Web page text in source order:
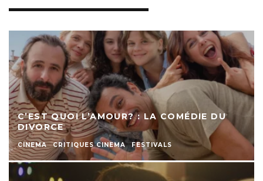
C’EST QUOI L’AMOUR? : LA COMÉDIE DU
DIVORCE
CINEMA CRITIQUES CINEMA FESTIVALS